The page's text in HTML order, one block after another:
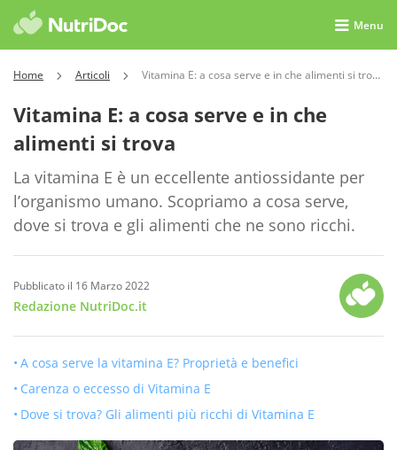
Menu
Home Articoli Vitamina E: a cosa serve e in che alimenti si trova
Vitamina E: a cosa serve e in che
alimenti si trova
La vitamina E è un eccellente antiossidante per
l’organismo umano. Scopriamo a cosa serve,
dove si trova e gli alimenti che ne sono ricchi.
Pubblicato il 16 Marzo 2022
Redazione NutriDoc.it
A cosa serve la vitamina E? Proprietà e benefici
Carenza o eccesso di Vitamina E
Dove si trova? Gli alimenti più ricchi di Vitamina E